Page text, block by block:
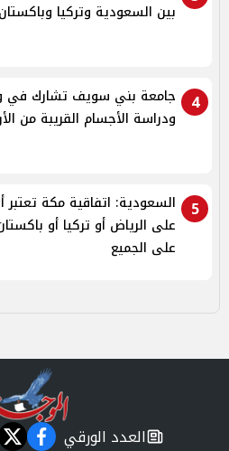
بين السعودية وتركيا وباكستان
4
جامعة بني سويف تشارك في
ودراسة الأجسام القريبة من
5
السعودية: اتفاقية مكة
على الرياض أو تركيا أو
على الجميع
newspaper
العدد الورقي